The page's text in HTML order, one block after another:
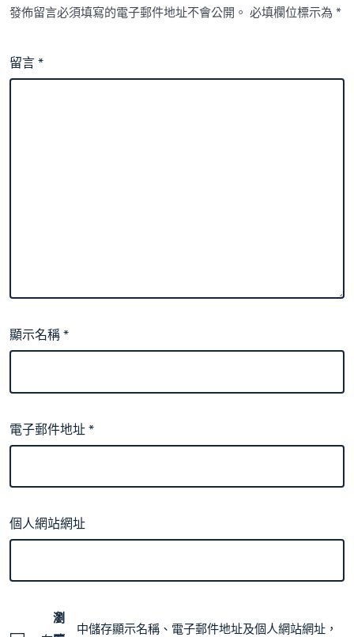
發佈留言必須填寫的電子郵件地址不會公開。 必填欄位標示為*
留言*
顯示名稱*
電子郵件地址*
個人網站網址
瀏
中儲存顯示名稱、電子郵件地址及個人網站網址，